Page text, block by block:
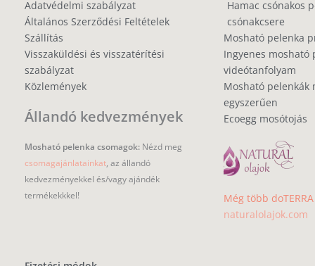
Adatvédelmi szabályzat
Általános Szerződési Feltételek
Szállítás
Visszaküldési és visszatérítési
szabályzat
Közlemények
Állandó kedvezmények
Mosható pelenka csomagok: Nézd meg
csomagajánlatainkat, az állandó
kedvezményekkel és/vagy ajándék
termékekkkel!
Hamac csónakos
csónakcsere
Mosható pelenka
Ingyenes mosható
videótanfolyam
Mosható pelenkák
egyszerűen
Ecoegg mosótojás
Még több
naturalolajok.com